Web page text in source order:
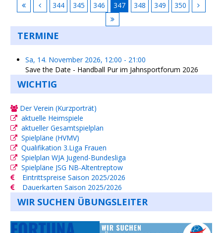
344 345 346 347 348 349 350
TERMINE
Sa, 14. November 2026, 12:00 - 21:00
Save the Date - Handball Pur im Jahnsportforum 2026
WICHTIG
Der Verein (Kurzporträt)
aktuelle Heimspiele
aktueller Gesamtspielplan
Spielpläne (HVMV)
Qualifikation 3.Liga Frauen
Spielplan WJA Jugend-Bundesliga
Spielpläne JSG NB-Altentreptow
Eintrittspreise Saison 2025/2026
Dauerkarten Saison 2025/2026
WIR SUCHEN ÜBUNGSLEITER